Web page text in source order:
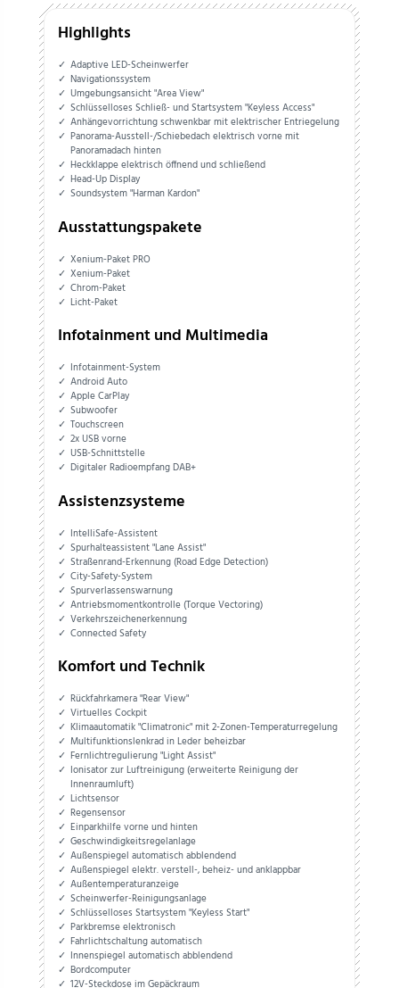
Highlights
Adaptive LED-Scheinwerfer
Navigationssystem
Umgebungsansicht "Area View"
Schlüsselloses Schließ- und Startsystem "Keyless Access"
Anhängevorrichtung schwenkbar mit elektrischer Entriegelung
Panorama-Ausstell-/Schiebedach elektrisch vorne mit
Panoramadach hinten
Heckklappe elektrisch öffnend und schließend
Head-Up Display
Soundsystem "Harman Kardon"
Ausstattungspakete
Xenium-Paket PRO
Xenium-Paket
Chrom-Paket
Licht-Paket
Infotainment und Multimedia
Infotainment-System
Android Auto
Apple CarPlay
Subwoofer
Touchscreen
2x USB vorne
USB-Schnittstelle
Digitaler Radioempfang DAB+
Assistenzsysteme
IntelliSafe-Assistent
Spurhalteassistent "Lane Assist"
Straßenrand-Erkennung (Road Edge Detection)
City-Safety-System
Spurverlassenswarnung
Antriebsmomentkontrolle (Torque Vectoring)
Verkehrszeichenerkennung
Connected Safety
Komfort und Technik
Rückfahrkamera "Rear View"
Virtuelles Cockpit
Klimaautomatik "Climatronic" mit 2-Zonen-Temperaturregelung
Multifunktionslenkrad in Leder beheizbar
Fernlichtregulierung "Light Assist"
Ionisator zur Luftreinigung (erweiterte Reinigung der
Innenraumluft)
Lichtsensor
Regensensor
Einparkhilfe vorne und hinten
Geschwindigkeitsregelanlage
Außenspiegel automatisch abblendend
Außenspiegel elektr. verstell-, beheiz- und anklappbar
Außentemperaturanzeige
Scheinwerfer-Reinigungsanlage
Schlüsselloses Startsystem "Keyless Start"
Parkbremse elektronisch
Fahrlichtschaltung automatisch
Innenspiegel automatisch abblendend
Bordcomputer
12V-Steckdose im Gepäckraum